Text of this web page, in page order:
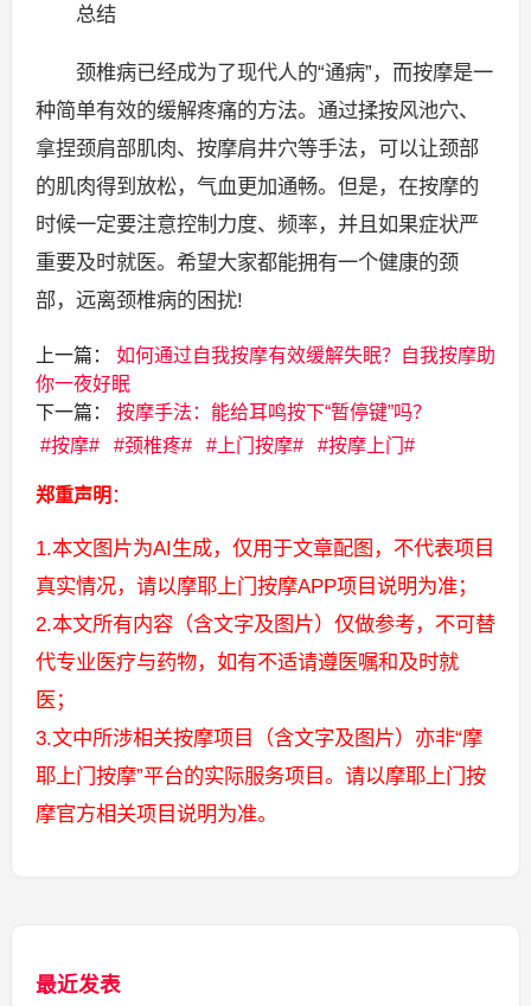
总结
颈椎病已经成为了现代人的“通病”，而按摩是一
种简单有效的缓解疼痛的方法。通过揉按风池穴、
拿捏颈肩部肌肉、按摩肩井穴等手法，可以让颈部
的肌肉得到放松，气血更加通畅。但是，在按摩的
时候一定要注意控制力度、频率，并且如果症状严
重要及时就医。希望大家都能拥有一个健康的颈
部，远离颈椎病的困扰!
上一篇：
如何通过自我按摩有效缓解失眠？自我按摩助
你一夜好眠
下一篇：
按摩手法：能给耳鸣按下“暂停键”吗？
按摩
颈椎疼 上门按摩 按摩上门
郑重声明 ：
1.本文图片为AI生成，仅用于文章配图，不代表项目
真实情况，请以摩耶上门按摩APP项目说明为准；
2.本文所有内容（含文字及图片）仅做参考，不可替
代专业医疗与药物，如有不适请遵医嘱和及时就
医；
3.文中所涉相关按摩项目（含文字及图片）亦非“摩
耶上门按摩”平台的实际服务项目。请以摩耶上门按
摩官方相关项目说明为准。
最近发表